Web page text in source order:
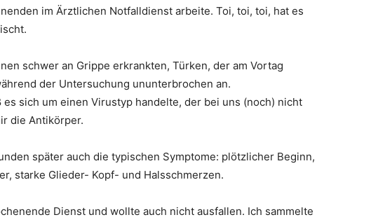
im Ärztlichen Notfalldienst arbeite. Toi, toi, toi, hat es
schwer an Grippe erkrankten, Türken, der am Vortag
der Untersuchung ununterbrochen an.
es sich um einen Virustyp handelte, der bei uns (noch) nicht
die Antikörper.
später auch die typischen Symptome: plötzlicher Beginn,
starke Glieder- Kopf- und Halsschmerzen.
Dienst und wollte auch nicht ausfallen. Ich sammelte